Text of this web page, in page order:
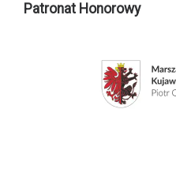
Patronat Honorowy